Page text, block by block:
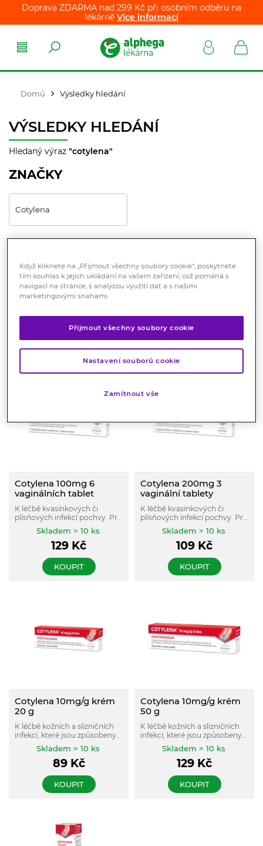
Doprava ZDARMA nad 299 Kč při osobním odběru na
lékárně Více informací
Domů Výsledky hledání
VÝSLEDKY HLEDÁNÍ
Hledaný výraz "cotylena"
ZNAČKY
Cotylena
Počet produktů: 5
ZOBRAZIT DLE FILTRU
Řazení produktů:
Cotylena 100mg 6
vaginálních tablet
K léčbě kvasinkových či
plísňových infekcí pochvy. Pro
ženy a dívky od 12 let.
Skladem > 10 ks
129 Kč
KOUPIT
Cotylena 200mg 3
vaginální tablety
K léčbě kvasinkových či
plísňových infekcí pochvy. Pro
ženy a dívky od 12 let.
Skladem > 10 ks
109 Kč
KOUPIT
Cotylena 10mg/g krém
20 g
K léčbě kožních a slizničních
infekcí, které jsou způsobeny
kvasinkami, plísněmi a
některými bakteriemi. K
použití u dospělých a dětí od 2
Skladem > 10 ks
89Kč
KOUPIT
Cotylena 10mg/g krém
50 g
K léčbě kožních a slizničních
infekcí, které jsou způsobeny
kvasinkami, plísněmi a
některými bakteriemi. K
použití u dospělých a dětí od 2
Skladem > 10 ks
129 Kč
KOUPIT
Když kliknete na „Přijmout všechny soubory cookie“, poskytnete
tím souhlas k jejich ukládání na vašem zařízení, což pomáhá s
navigací na stránce, s analýzou využití dat a s našimi
marketingovými snahami.
Přijmout všechny soubory cookie
Nastavení souborů cookie
Zamítnout vše